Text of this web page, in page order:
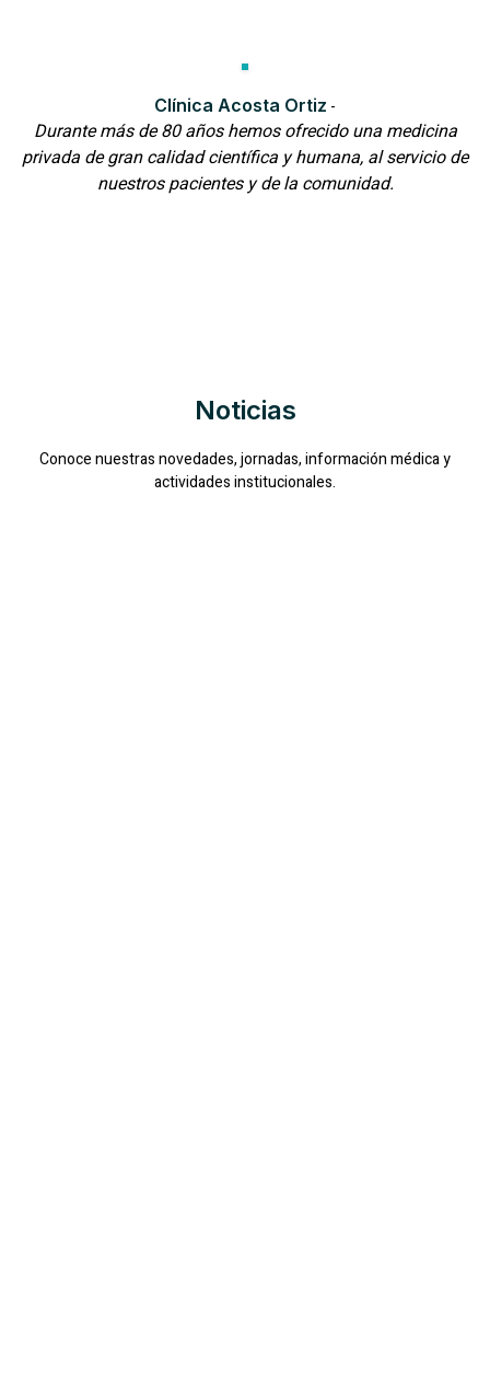
Clínica Acosta Ortiz -
Durante más de 80 años hemos ofrecido una medicina
privada de gran calidad científica y humana, al servicio de
nuestros pacientes y de la comunidad.
Noticias
Conoce nuestras novedades, jornadas, información médica y
actividades institucionales.